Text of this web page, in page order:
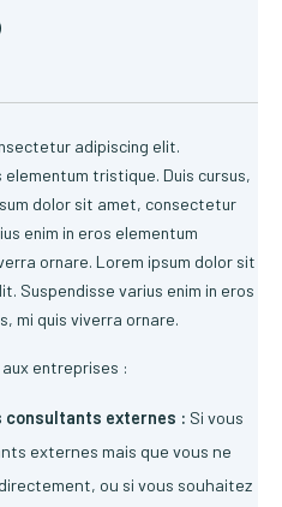
adipiscing elit.
tristique. Duis cursus,
dolor sit amet, consectetur
enim in eros elementum
ornare. Lorem ipsum dolor sit
Suspendisse varius enim in eros
mi quis viverra ornare.
entreprises :
consultants externes : Si vous
externes mais que vous ne
ou si vous souhaitez